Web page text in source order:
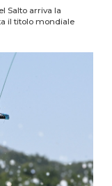
Salto arriva la
il titolo mondiale